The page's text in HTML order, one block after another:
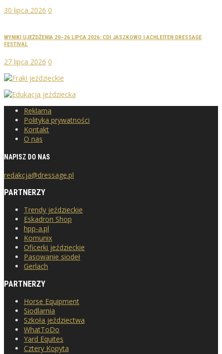
30 lipca 2026 0
WYNIKI UJEŻDŻENIA 20–26 LIPCA 2026: CDI JASZKOWO I ACHLEITEN DRESSAGE
FESTIVAL
27 lipca 2026 0
Reklama
Polityka prywatności
Kontakt
O nas
NAPISZ DO NAS
redakcja@dressage.pl
PARTNERZY
Trendy jeździeckie
Eskadron Shop
hpp-a.pl
Komunix
Oficerki jeździeckie
Pasowanie siodeł
Gerlach
PARTNERZY
Horse Equipment
Siodlarnia
Szkoła jeździectwa
WhatToDo
Yard Equites
Cztery Kopyta